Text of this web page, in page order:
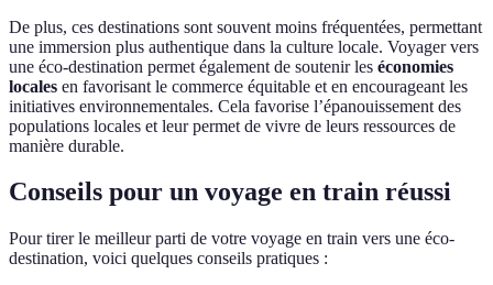
De plus, ces destinations sont souvent moins fréquentées, permettant
une immersion plus authentique dans la culture locale. Voyager vers
une éco-destination permet également de soutenir les économies
locales en favorisant le commerce équitable et en encourageant les
initiatives environnementales. Cela favorise l’épanouissement des
populations locales et leur permet de vivre de leurs ressources de
manière durable.
Conseils pour un voyage en train réussi
Pour tirer le meilleur parti de votre voyage en train vers une éco-
destination, voici quelques conseils pratiques :